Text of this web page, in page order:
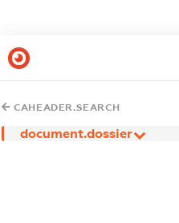
CAHEADER.SEARCH
document.dossier